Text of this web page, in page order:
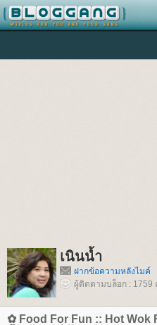
เนินน้ำ
ฝากข้อความหลังไมค์
ผู้ติดตามบล็อก : 1759
✿ Food For Fun :: Hot Wok